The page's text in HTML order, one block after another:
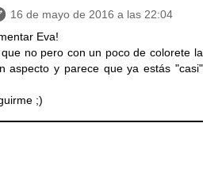
16 de mayo de 2016 a las 22:04
Eva!
no pero con un poco de colorete la
aspecto y parece que ya estás "casi"
;)